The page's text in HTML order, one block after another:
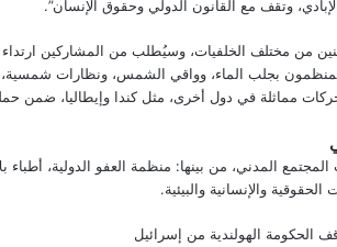
وتقف مع القانون الدولي وحقوق الإنسان”.
من مختلف الخلفيات، وسيُطلب من المشاركين
بجلب الماء، وواقي الشمس، ونظارات شمسية،
مماثلة في دول أخرى، مثل كندا وإيطاليا، ضمن
المدني، من بينها: منظمة العفو الدولية، أطباء
والإنسانية والبيئية.
الحكومة الهولندية من إسرائيل